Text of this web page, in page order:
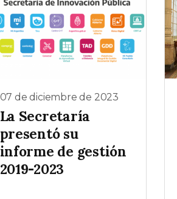
07 de diciembre de 2023
La Secretaría
presentó su
informe de gestión
2019-2023